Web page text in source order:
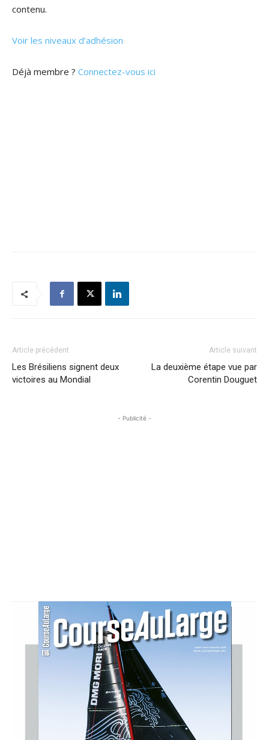
contenu.
Voir les niveaux d’adhésion
Déjà membre ? Connectez-vous ici
Article précédent
Les Brésiliens signent deux
victoires au Mondial
Article suivant
La deuxième étape vue par
Corentin Douguet
- Publicité -